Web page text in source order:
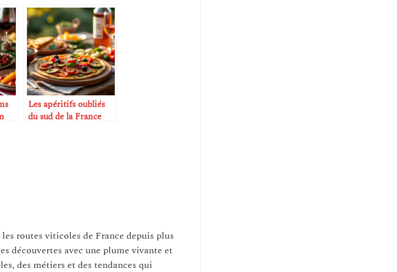
Les apéritifs oubliés
du sud de la France
routes viticoles de France depuis plus
découvertes avec une plume vivante et
des métiers et des tendances qui